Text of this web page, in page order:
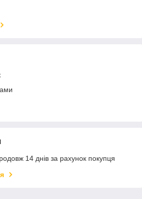
14 днів за рахунок покупця